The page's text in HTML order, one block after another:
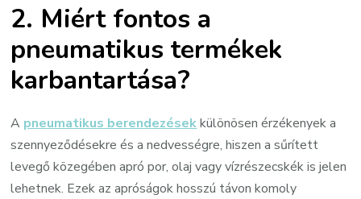
2. Miért fontos a
pneumatikus termékek
karbantartása?
A pneumatikus berendezésekkülönösen érzékenyek a
szennyeződésekre és a nedvességre, hiszen a sűrített
levegő közegében apró por, olaj vagy vízrészecskék is jelen
lehetnek. Ezek az apróságok hosszú távon komoly